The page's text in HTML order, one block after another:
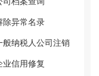
除异常名录
般纳税人公司注销
业信用修复